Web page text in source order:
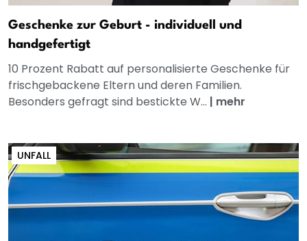
Geschenke zur Geburt - individuell und
handgefertigt
10 Prozent Rabatt auf personalisierte Geschenke für
frischgebackene Eltern und deren Familien.
Besonders gefragt sind bestickte W... | mehr
UNFALL